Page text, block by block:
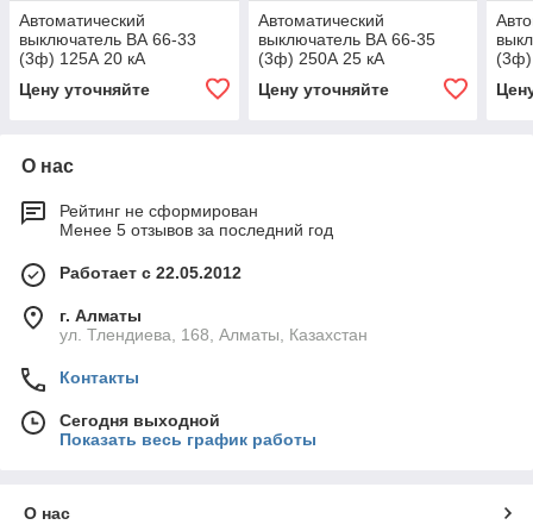
Автоматический
выключатель ВА 66-33
(3ф) 125А 20 кА
Цену уточняйте
Автоматический
выключатель ВА 66-35
(3ф) 250А 25 кА
Цену уточняйте
(3ф)
О нас
Рейтинг не сформирован
Менее 5 отзывов за последний год
Работает с 22.05.2012
г. Алматы
ул. Тлендиева, 168, Алматы, Казахстан
Контакты
Сегодня выходной
Показать весь график работы
О нас